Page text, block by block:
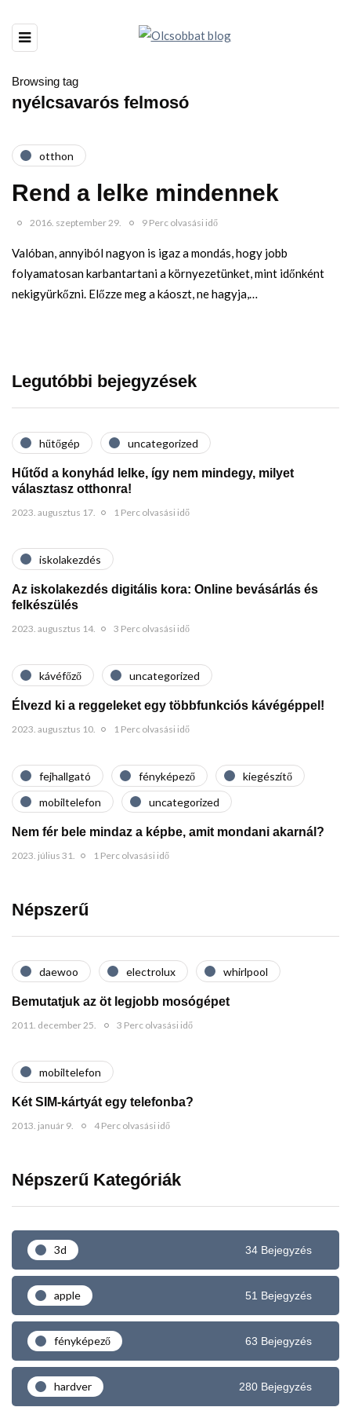
Browsing tag
nyélcsavarós felmosó
otthon
Rend a lelke mindennek
2016. szeptember 29. 9 Perc olvasási idő
Valóban, annyiból nagyon is igaz a mondás, hogy jobb
folyamatosan karbantartani a környezetünket, mint időnként
nekigyürkőzni. Előzze meg a káoszt, ne hagyja,…
Legutóbbi bejegyzések
hűtőgép uncategorized
Hűtőd a konyhád lelke, így nem mindegy, milyet
választasz otthonra!
2023. augusztus 17. 1 Perc olvasási idő
iskolakezdés
Az iskolakezdés digitális kora: Online bevásárlás és
felkészülés
2023. augusztus 14. 3 Perc olvasási idő
kávéfőző uncategorized
Élvezd ki a reggeleket egy többfunkciós kávégéppel!
2023. augusztus 10. 1 Perc olvasási idő
fejhallgató fényképező
kiegészítő
mobiltelefon
uncategorized
Nem fér bele mindaz a képbe, amit mondani akarnál?
2023. július 31. 1 Perc olvasási idő
Népszerű
daewoo electrolux whirlpool
Bemutatjuk az öt legjobb mosógépet
2011. december 25. 3 Perc olvasási idő
mobiltelefon
Két SIM-kártyát egy telefonba?
2013. január 9. 4 Perc olvasási idő
Népszerű Kategóriák
3d 34 Bejegyzés
apple 51 Bejegyzés
fényképező 63 Bejegyzés
hardver 280 Bejegyzés